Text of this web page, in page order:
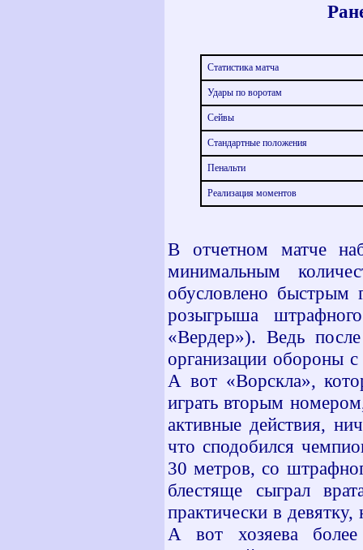
Статистика матча
Удары по воротам
Сейвы
Стандартные положения
Пенальти
Реализация моментов
В отчетном матче
минимальным
обусловлено быстрым
розыгрыша
«Вердер»). Ведь
организации обороны
А вот «Ворскла»,
играть вторым
активные действия,
что сподобился
30 метров, со
блестяще сыграл
практически в
А вот хозяева более